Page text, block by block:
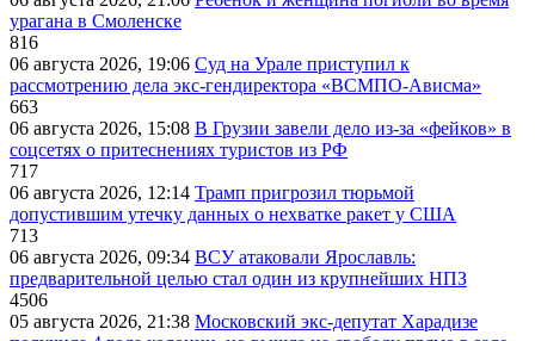
урагана в Смоленске
816
06 августа 2026, 19:06 Суд на Урале приступил к
рассмотрению дела экс-гендиректора «ВСМПО-Ависма»
663
06 августа 2026, 15:08 В Грузии завели дело из-за «фейков» в
соцсетях о притеснениях туристов из РФ
717
06 августа 2026, 12:14 Трамп пригрозил тюрьмой
допустившим утечку данных о нехватке ракет у США
713
06 августа 2026, 09:34 ВСУ атаковали Ярославль:
предварительной целью стал один из крупнейших НПЗ
4506
05 августа 2026, 21:38 Московский экс-депутат Харадизе